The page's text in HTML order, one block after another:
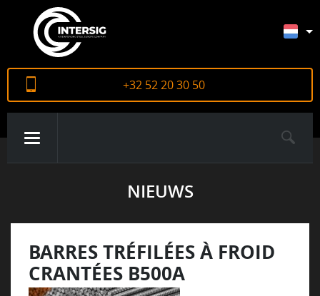
+32 52 20 30 50
CERTIFICATEN
NIEUWS
BARRES TRÉFILÉES À FROID
CRANTÉES B500A